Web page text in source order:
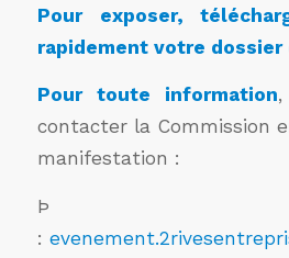
Pour exposer,
rapidement votre dossier
Pour toute information
contacter la Commission
manifestation :
: